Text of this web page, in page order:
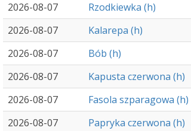
2026-08-07
Rzodkiewka (h)
2026-08-07
Kalarepa (h)
2026-08-07
Bób (h)
2026-08-07
Kapusta czerwona (h)
2026-08-07
Fasola szparagowa (h)
2026-08-07
Papryka czerwona (h)